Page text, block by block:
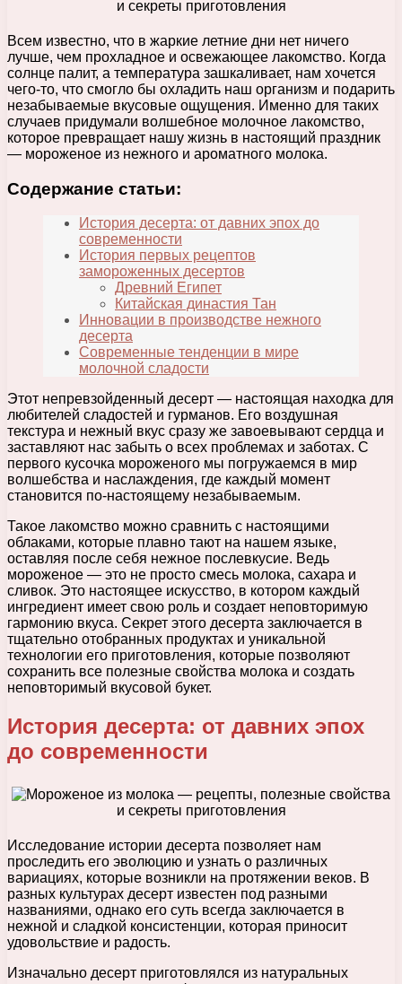
Всем известно, что в жаркие летние дни нет ничего
лучше, чем прохладное и освежающее лакомство. Когда
солнце палит, а температура зашкаливает, нам хочется
чего-то, что смогло бы охладить наш организм и подарить
незабываемые вкусовые ощущения. Именно для таких
случаев придумали волшебное молочное лакомство,
которое превращает нашу жизнь в настоящий праздник
— мороженое из нежного и ароматного молока.
Содержание статьи:
История десерта: от давних эпох до
современности
История первых рецептов
замороженных десертов
Древний Египет
Китайская династия Тан
Инновации в производстве нежного
десерта
Современные тенденции в мире
молочной сладости
Этот непревзойденный десерт — настоящая находка для
любителей сладостей и гурманов. Его воздушная
текстура и нежный вкус сразу же завоевывают сердца и
заставляют нас забыть о всех проблемах и заботах. С
первого кусочка мороженого мы погружаемся в мир
волшебства и наслаждения, где каждый момент
становится по-настоящему незабываемым.
Такое лакомство можно сравнить с настоящими
облаками, которые плавно тают на нашем языке,
оставляя после себя нежное послевкусие. Ведь
мороженое — это не просто смесь молока, сахара и
сливок. Это настоящее искусство, в котором каждый
ингредиент имеет свою роль и создает неповторимую
гармонию вкуса. Секрет этого десерта заключается в
тщательно отобранных продуктах и уникальной
технологии его приготовления, которые позволяют
сохранить все полезные свойства молока и создать
неповторимый вкусовой букет.
История десерта: от давних эпох
до современности
Исследование истории десерта позволяет нам
проследить его эволюцию и узнать о различных
вариациях, которые возникли на протяжении веков. В
разных культурах десерт известен под разными
названиями, однако его суть всегда заключается в
нежной и сладкой консистенции, которая приносит
удовольствие и радость.
Изначально десерт приготовлялся из натуральных